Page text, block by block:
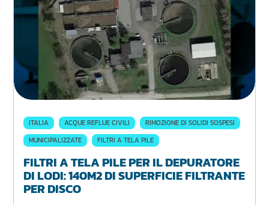
ITALIA ACQUE REFLUE CIVILI
RIMOZIONE DI SOLIDI SOSPESI
MUNICIPALIZZATE
FILTRI A TELA PILE
FILTRI A TELA PILE PER IL DEPURATORE
DI LODI: 140M2 DI SUPERFICIE FILTRANTE
PER DISCO